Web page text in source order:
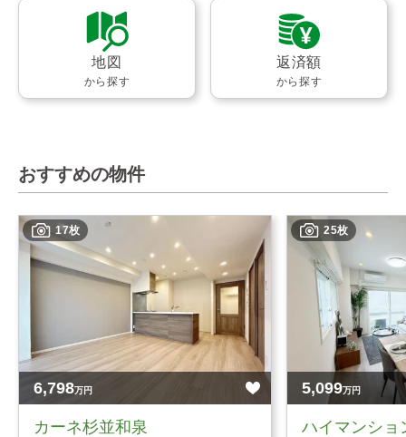
地図
から探す
返済額
から探す
おすすめの物件
17枚
6,798万円
カーネ杉並和泉
25枚
5,099万円
ハイマンショ